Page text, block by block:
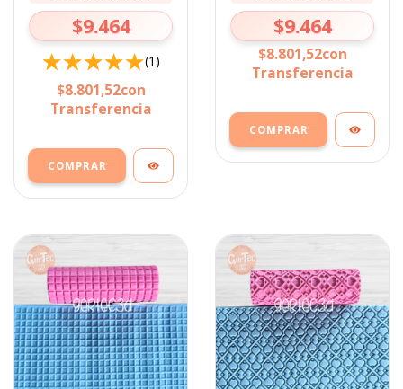
$9.464
(1)
$8.801,52con
Transferencia
$9.464
$8.801,52con
Transferencia